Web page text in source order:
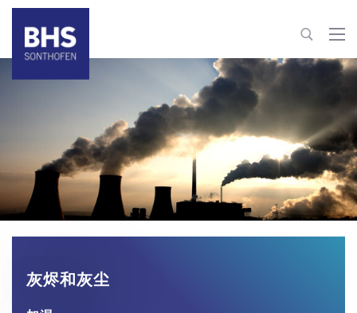
building-materials@bhs-sonthofen.cn
联系信息
灰烬和灰尘